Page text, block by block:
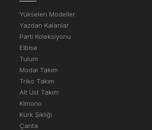
Yükselen Modeller
Yazdan Kalanlar
Parti Koleksiyonu
Elbise
Tulum
Modal Takım
Triko Takım
Alt Üst Takım
Kimono
Kürk Şıklığı
Çanta